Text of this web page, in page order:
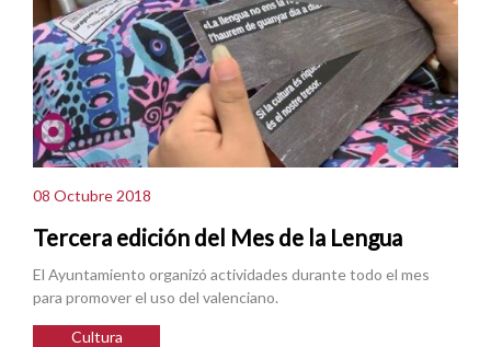
08 Octubre 2018
Tercera edición del Mes de la Lengua
El Ayuntamiento organizó actividades durante todo el mes
para promover el uso del valenciano.
Cultura